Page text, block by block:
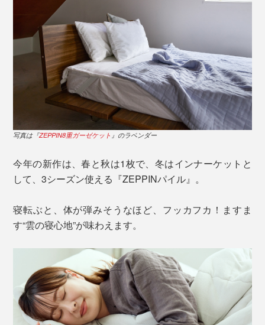
写真は『ZEPPIN8重ガーゼケット 』のラベンダー
今年の新作は、春と秋は1枚で、冬はインナーケットと
して、3シーズン使える『ZEPPINパイル』。
寝転ぶと、体が弾みそうなほど、フッカフカ！ますま
す“雲の寝心地”が味わえます。